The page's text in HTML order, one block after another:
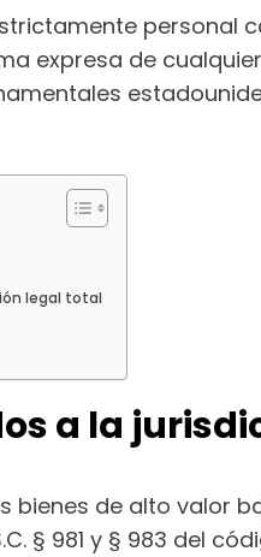
personal
expresa de
legal total
a la
de alto valor
§ 981 y § 983 del